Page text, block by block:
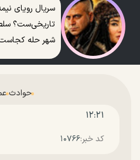
سریال رویای
تاریخی‌ست؟
شهر حله
حوادث
۱۲:۲۱
کد خبر:۱۰۷۶۶